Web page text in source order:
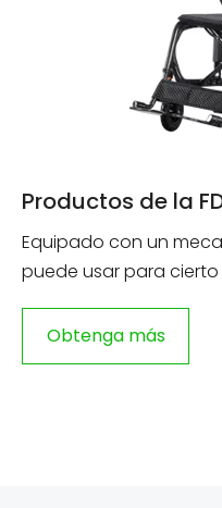
Productos de la
Equipado con un
puede usar para
Obtenga más